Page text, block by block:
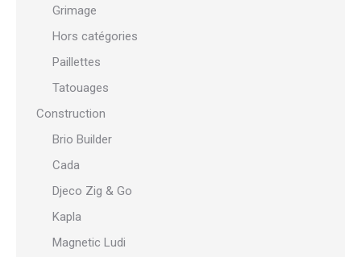
Grimage
Hors catégories
Paillettes
Tatouages
Construction
Brio Builder
Cada
Djeco Zig & Go
Kapla
Magnetic Ludi